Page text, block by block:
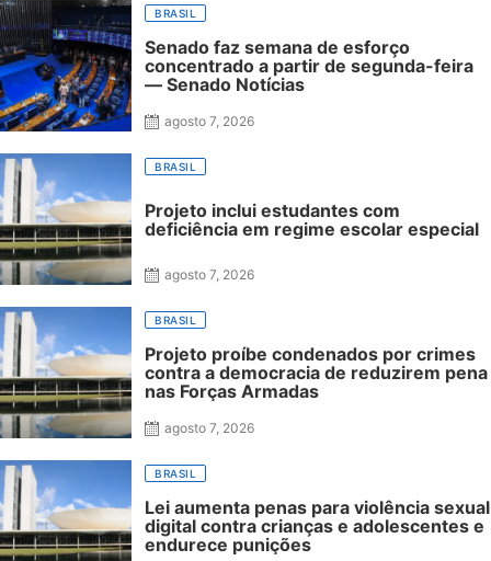
BRASIL
Senado faz semana de esforço
concentrado a partir de segunda-feira
— Senado Notícias
agosto 7, 2026
BRASIL
Projeto inclui estudantes com
deficiência em regime escolar especial
agosto 7, 2026
BRASIL
Projeto proíbe condenados por crimes
contra a democracia de reduzirem pena
nas Forças Armadas
agosto 7, 2026
BRASIL
Lei aumenta penas para violência sexual
digital contra crianças e adolescentes e
endurece punições